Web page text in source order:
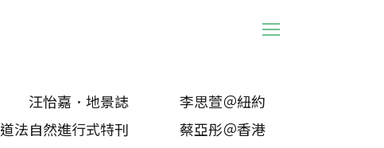
汪怡嘉．地景誌
李思萱＠紐約
道法自然進行式特刊
蔡亞彤＠香港